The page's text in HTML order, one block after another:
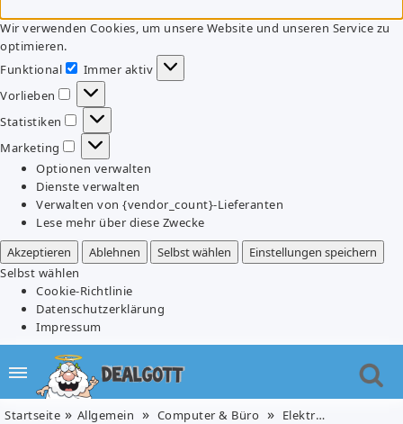
Wir verwenden Cookies, um unsere Website und unseren Service zu
optimieren.
Funktional
Funktional
Immer aktiv
Vorlieben
Vorlieben
Statistiken
Statistiken
Marketing
Marketing
Optionen verwalten
Dienste verwalten
Verwalten von {vendor_count}-Lieferanten
Lese mehr über diese Zwecke
Akzeptieren
Ablehnen Selbst wählen
Einstellungen speichern
Selbst wählen
Cookie-Richtlinie
Datenschutzerklärung
Impressum
Startseite Allgemein Computer & Büro Elektronik & Foto